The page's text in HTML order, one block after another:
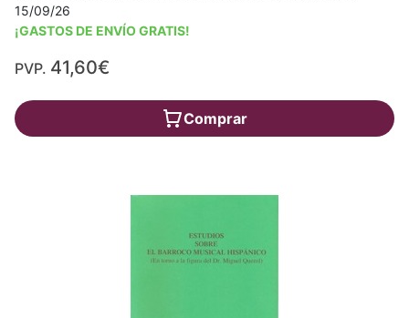
15/09/26
¡GASTOS DE ENVÍO GRATIS!
PVP. 41,60€
Comprar